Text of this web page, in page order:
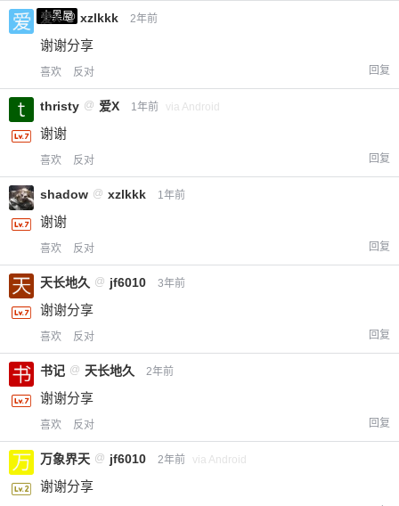
小黑屋
爱X @ xzlkkk 2年前
谢谢分享
喜欢 反对 回复
thristy @ 爱X 1年前 via Android
谢谢
喜欢 反对 回复
shadow @ xzlkkk 1年前
谢谢
喜欢 反对 回复
天长地久 @ jf6010 3年前
谢谢分享
喜欢 反对 回复
书记 @ 天长地久 2年前
谢谢分享
喜欢 反对 回复
万象界天 @ jf6010 2年前 via Android
谢谢分享